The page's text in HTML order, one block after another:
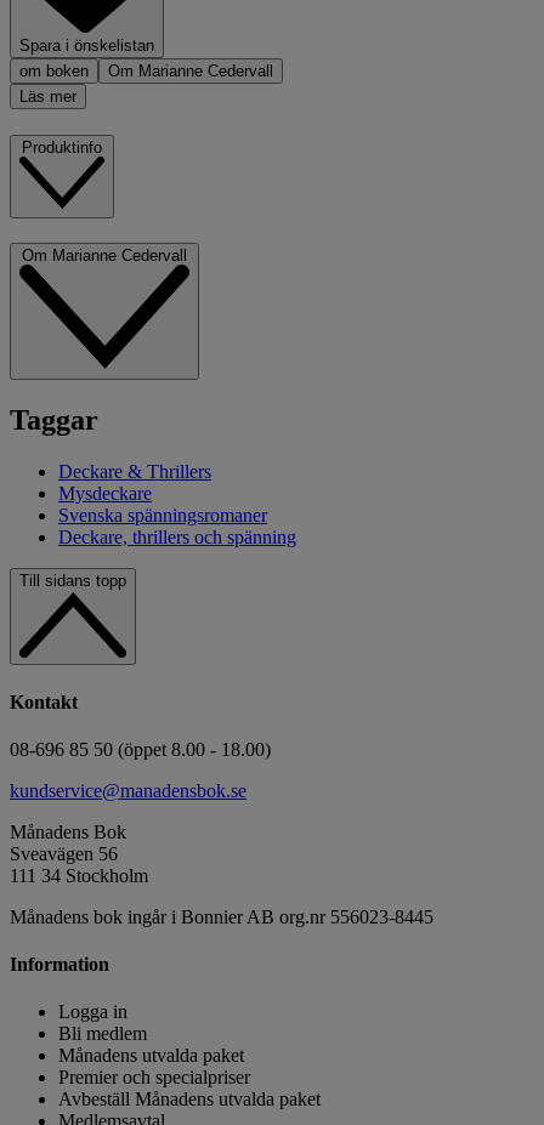
Spara i önskelistan
om boken
Om Marianne Cedervall
Läs mer
Taggar
Deckare & Thrillers
Mysdeckare
Svenska spänningsromaner
Deckare, thrillers och spänning
Till sidans topp
Kontakt
08-696 85 50 (öppet 8.00 - 18.00)
kundservice@manadensbok.se
Månadens Bok
Sveavägen 56
111 34 Stockholm
Månadens bok ingår i Bonnier AB org.nr 556023-8445
Information
Logga in
Bli medlem
Månadens utvalda paket
Premier och specialpriser
Avbeställ Månadens utvalda paket